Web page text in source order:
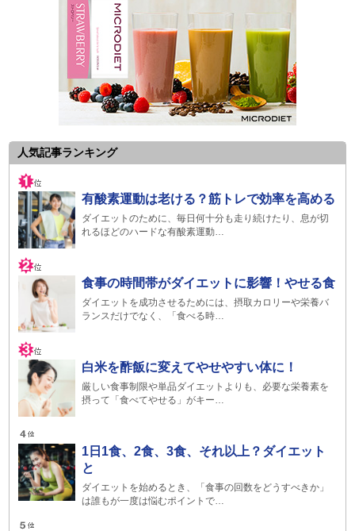
人気記事ランキング
有酸素運動は老ける？筋トレで効率を高める
ダイエットのために、毎日何十分も走り続けたり、息が切
れるほどのハードな有酸素運動…
食事の時間帯がダイエットに影響！やせる食
ダイエットを成功させるためには、摂取カロリーや栄養バ
ランスだけでなく、「食べる時…
白米を酢飯に変えてやせやすい体に！
厳しい食事制限や単品ダイエットよりも、必要な栄養素を
摂って「食べてやせる」がキー…
1日1食、2食、3食、それ以上？ダイエット
と
ダイエットを始めるとき、「食事の回数をどうすべきか」
は誰もが一度は悩むポイントで…